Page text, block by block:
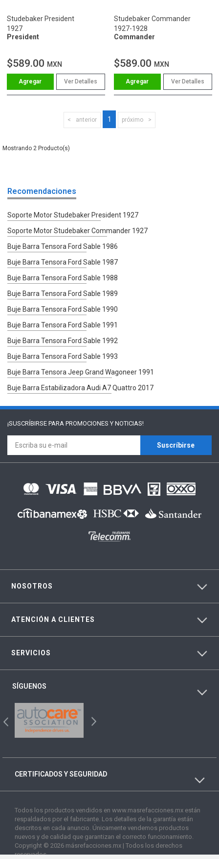
Studebaker President
1927
President
$589.00 MXN
Ver Detalles
Studebaker Commander
1927-1928
Commander
$589.00 MXN
Ver Detalles
anterior 1 próximo
2
Recomendaciones
Soporte Motor Studebaker President 1927
Soporte Motor Studebaker Commander 1927
Buje Barra Tensora Ford Sable 1986
Buje Barra Tensora Ford Sable 1987
Buje Barra Tensora Ford Sable 1988
Buje Barra Tensora Ford Sable 1989
Buje Barra Tensora Ford Sable 1990
Buje Barra Tensora Ford Sable 1991
Buje Barra Tensora Ford Sable 1992
Buje Barra Tensora Ford Sable 1993
Buje Barra Tensora Jeep Grand Wagoneer 1991
Buje Barra Estabilizadora Audi A7 Quattro 2017
¡SUSCRÍBIRSE PARA PROMOCIONES Y NOTICIAS!
Suscríbirse
NOSOTROS
ATENCIÓN A CLIENTES
SERVICIOS
SÍGUENOS
CERTIFICADOS Y SEGURIDAD
Todos los productos vendidos en www.masrefacciones.mx están
respaldados por el fabricante. Los detalles de la garantía están
descritos en cada anuncio. Únicamente vendemos productos
nuevos y de calidad que garantizan el correcto funcionamiento.
Copyright © 2026 másrefacciones.mx | Todos los derechos
reservados